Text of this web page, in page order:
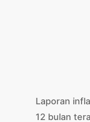
Laporan
12 bulan